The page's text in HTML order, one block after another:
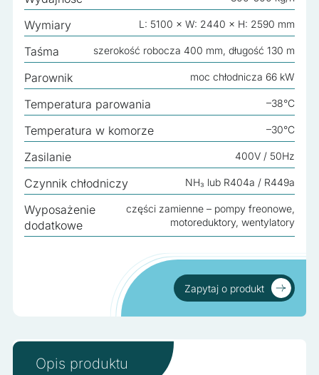
Wymiary L: 5100 × W: 2440 × H: 2590 mm
Taśma szerokość robocza 400 mm, długość 130 m
Parownik moc chłodnicza 66 kW
Temperatura parowania –38°C
Temperatura w komorze –30°C
Zasilanie 400V / 50Hz
Czynnik chłodniczy NH₃ lub R404a / R449a
Wyposażenie
dodatkowe
części zamienne – pompy freonowe,
motoreduktory, wentylatory
Zapytaj o produkt
Opis produktu
Nieklasyfikowane pliki cookie, to pliki, które są w procesie
ciasteczek.
Odrzuć wszystko
Zapisz moje preferencje